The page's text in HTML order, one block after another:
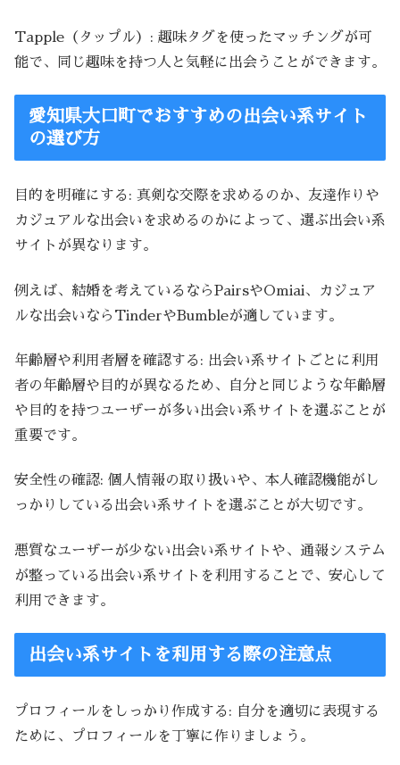
Tapple（タップル）: 趣味タグを使ったマッチングが可
能で、同じ趣味を持つ人と気軽に出会うことができます。
愛知県大口町でおすすめの出会い系サイト
の選び方
目的を明確にする: 真剣な交際を求めるのか、友達作りや
カジュアルな出会いを求めるのかによって、選ぶ出会い系
サイトが異なります。
例えば、結婚を考えているならPairsやOmiai、カジュア
ルな出会いならTinderやBumbleが適しています。
年齢層や利用者層を確認する: 出会い系サイトごとに利用
者の年齢層や目的が異なるため、自分と同じような年齢層
や目的を持つユーザーが多い出会い系サイトを選ぶことが
重要です。
安全性の確認: 個人情報の取り扱いや、本人確認機能がし
っかりしている出会い系サイトを選ぶことが大切です。
悪質なユーザーが少ない出会い系サイトや、通報システム
が整っている出会い系サイトを利用することで、安心して
利用できます。
出会い系サイトを利用する際の注意点
プロフィールをしっかり作成する: 自分を適切に表現する
ために、プロフィールを丁寧に作りましょう。